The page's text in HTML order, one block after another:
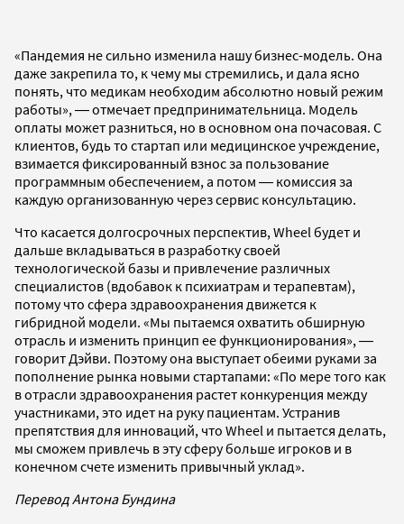
«Пандемия не сильно изменила нашу бизнес-модель. Она
даже закрепила то, к чему мы стремились, и дала ясно
понять, что медикам необходим абсолютно новый режим
работы», ― отмечает предпринимательница. Модель
оплаты может разниться, но в основном она почасовая. С
клиентов, будь то стартап или медицинское учреждение,
взимается фиксированный взнос за пользование
программным обеспечением, а потом ― комиссия за
каждую организованную через сервис консультацию.
Что касается долгосрочных перспектив, Wheel будет и
дальше вкладываться в разработку своей
технологической базы и привлечение различных
специалистов (вдобавок к психиатрам и терапевтам),
потому что сфера здравоохранения движется к
гибридной модели. «Мы пытаемся охватить обширную
отрасль и изменить принцип ее функционирования», ―
говорит Дэйви. Поэтому она выступает обеими руками за
пополнение рынка новыми стартапами: «По мере того как
в отрасли здравоохранения растет конкуренция между
участниками, это идет на руку пациентам. Устранив
препятствия для инноваций, что Wheel и пытается делать,
мы сможем привлечь в эту сферу больше игроков и в
конечном счете изменить привычный уклад».
Перевод Антона Бундина